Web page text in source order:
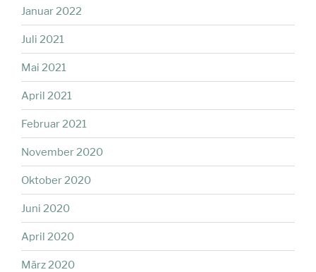
Januar 2022
Juli 2021
Mai 2021
April 2021
Februar 2021
November 2020
Oktober 2020
Juni 2020
April 2020
März 2020